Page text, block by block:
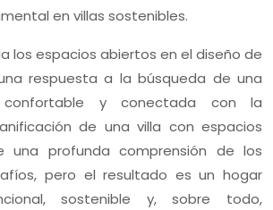
en villas sostenibles.
los espacios abiertos en el diseño de
respuesta a la búsqueda de una
confortable y conectada con la
de una villa con espacios
una profunda comprensión de los
pero el resultado es un hogar
sostenible y, sobre todo,